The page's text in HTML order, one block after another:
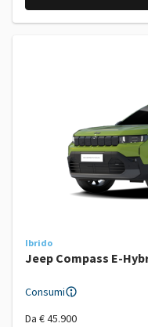
Ibrido
Jeep Compass E-
Consumi
Da € 45.900